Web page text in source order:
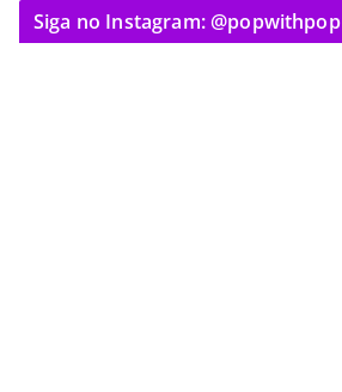
Siga no Instagram: @popwithpop